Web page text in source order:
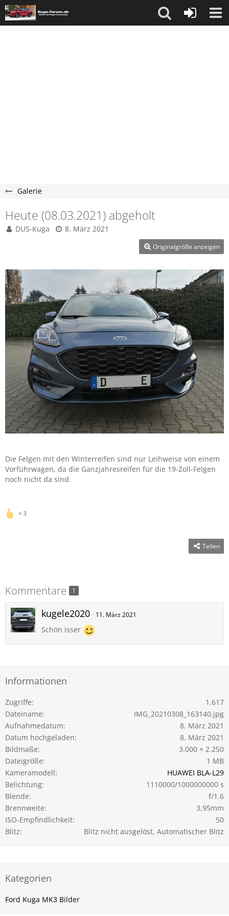
Galerie
Heute (08.03.2021) abgeholt
DUS-Kuga 8. März 2021
Originalgröße anzeigen
Die Felgen mit den Winterreifen sind nur Leihweise von einem
Vorführwagen, da die Ganzjahresreifen für die 19-Zoll-Felgen
noch nicht da sind.
3
Teilen
Kommentare 1
kugele2020 11. März 2021
Schön isser
Informationen
Zugriffe
1.617
Dateiname
IMG_20210308_163140.jpg
Aufnahmedatum
8. März 2021
Datum hochgeladen
8. März 2021
Bildmaße
3.000 × 2.250
Dateigröße
1 MB
Kameramodell
HUAWEI BLA-L29
Belichtung
1110000/1000000000 s
Blende
f/1.6
Brennweite
3,95mm
ISO-Empfindlichkeit
50
Blitz
Blitz nicht ausgelöst, Automatischer Blitz
Kategorien
Ford Kuga MK3 Bilder